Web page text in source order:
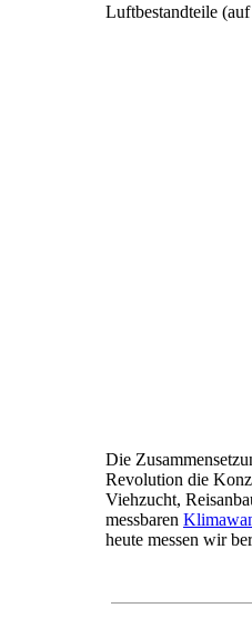
Luftbestandteile
Die
Revolution die
Viehzucht,
messbaren
heute messen wir